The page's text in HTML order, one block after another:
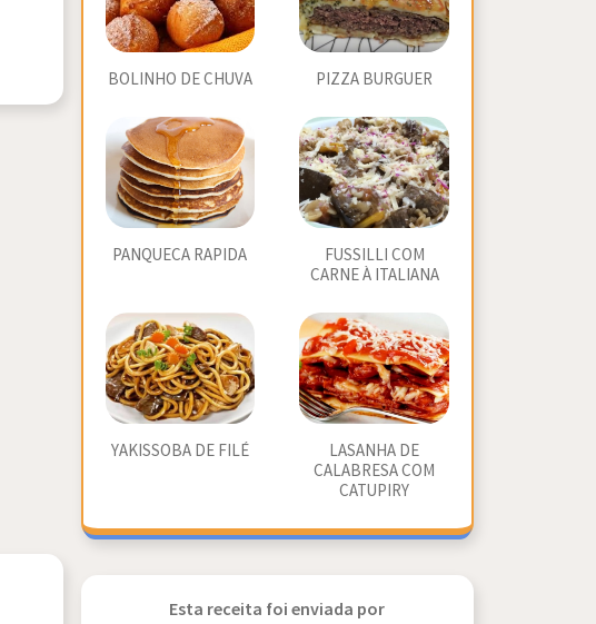
BOLINHO DE CHUVA PIZZA BURGUER
PANQUECA RAPIDA
FUSSILLI COM
CARNE À ITALIANA
YAKISSOBA DE FILÉ
LASANHA DE
CALABRESA COM
CATUPIRY
Esta receita foi enviada por